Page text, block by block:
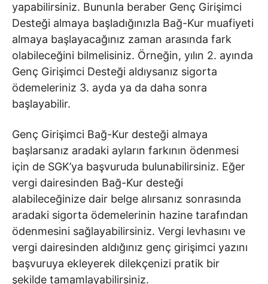
yapabilirsiniz. Bununla beraber Genç Girişimci
Desteği almaya başladığınızla Bağ-Kur muafiyeti
almaya başlayacağınız zaman arasında fark
olabileceğini bilmelisiniz. Örneğin, yılın 2. ayında
Genç Girişimci Desteği aldıysanız sigorta
ödemeleriniz 3. ayda ya da daha sonra
başlayabilir.
Genç Girişimci Bağ-Kur desteği almaya
başlarsanız aradaki ayların farkının ödenmesi
için de SGK’ya başvuruda bulunabilirsiniz. Eğer
vergi dairesinden Bağ-Kur desteği
alabileceğinize dair belge alırsanız sonrasında
aradaki sigorta ödemelerinin hazine tarafından
ödenmesini sağlayabilirsiniz. Vergi levhasını ve
vergi dairesinden aldığınız genç girişimci yazını
başvuruya ekleyerek dilekçenizi pratik bir
şekilde tamamlayabilirsiniz.